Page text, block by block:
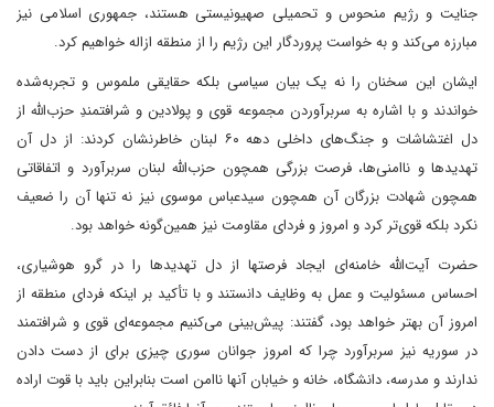
جنایت و رژیم منحوس و تحمیلی صهیونیستی هستند، جمهوری اسلامی نیز
مبارزه می‌کند و به خواست پروردگار این رژیم را از منطقه ازاله خواهیم کرد.
ایشان این سخنان را نه یک بیان سیاسی بلکه حقایقی ملموس و تجربه‌شده
خواندند و با اشاره به سربرآوردن مجموعه قوی و پولادین و شرافتمندِ حزب‌الله از
دل اغتشاشات و جنگ‌های داخلی دهه ۶۰ لبنان خاطرنشان کردند: از دل آن
تهدیدها و ناامنی‌ها، فرصت بزرگی همچون حزب‌الله لبنان سربرآورد و اتفاقاتی
همچون شهادت بزرگان آن همچون سیدعباس موسوی نیز نه تنها آن را ضعیف
نکرد بلکه قوی‌تر کرد و امروز و فردای مقاومت نیز همین‌گونه خواهد بود.
حضرت آیت‌الله خامنه‌ای ایجاد فرصتها از دل تهدیدها را در گرو هوشیاری،
احساس مسئولیت و عمل به وظایف دانستند و با تأکید بر اینکه فردای منطقه از
امروز آن بهتر خواهد بود، گفتند: پیش‌بینی می‌کنیم مجموعه‌ای قوی و شرافتمند
در سوریه نیز سربرآورد چرا که امروز جوانان سوری چیزی برای از دست دادن
ندارند و مدرسه، دانشگاه، خانه و خیابان آنها ناامن است بنابراین باید با قوت اراده